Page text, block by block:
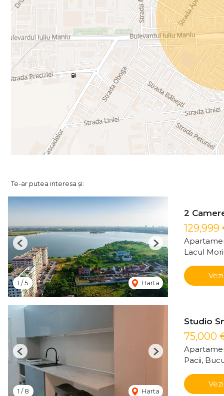
Te-ar putea interesa și:
1 /5 Harta
Previous Next
2
129,999
Lacul
1 /8 Harta
Previous Next
Studio
75,000
Pacii,